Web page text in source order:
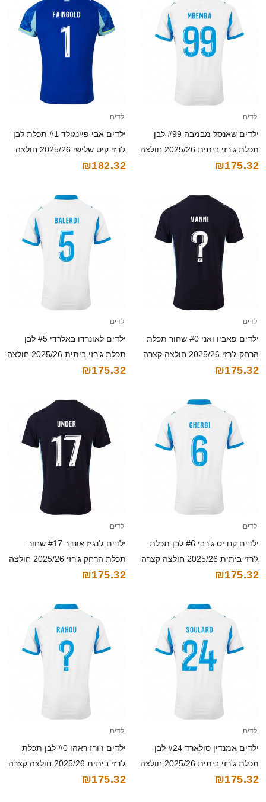
ילדים
ילדים שאנסל מבמבה #99 לבן
תכלת ג'רזי ביתית 2025/26 חולצה
קצרה
₪175.32
ילדים
ילדים אבי פיינגולד #1 תכלת לבן
ג'רזי קיט שלישי 2025/26 חולצה
קצרה
₪182.32
ילדים
ילדים פאביו ואני #0 שחור תכלת
הרחק ג'רזי 2025/26 חולצה קצרה
₪175.32
ילדים
ילדים לאונרדו באלרדי #5 לבן
תכלת ג'רזי ביתית 2025/26 חולצה
קצרה
₪175.32
ילדים
ילדים קנדיס ג'רבי #6 לבן תכלת
ג'רזי ביתית 2025/26 חולצה קצרה
₪175.32
ילדים
ילדים ג'נגיז אונדר #17 שחור
תכלת הרחק ג'רזי 2025/26 חולצה
קצרה
₪175.32
ילדים
ילדים אמנדין סולארד #24 לבן
תכלת ג'רזי ביתית 2025/26 חולצה
קצרה
₪175.32
ילדים
ילדים ז'ורז ראהו #0 לבן תכלת
ג'רזי ביתית 2025/26 חולצה קצרה
₪175.32